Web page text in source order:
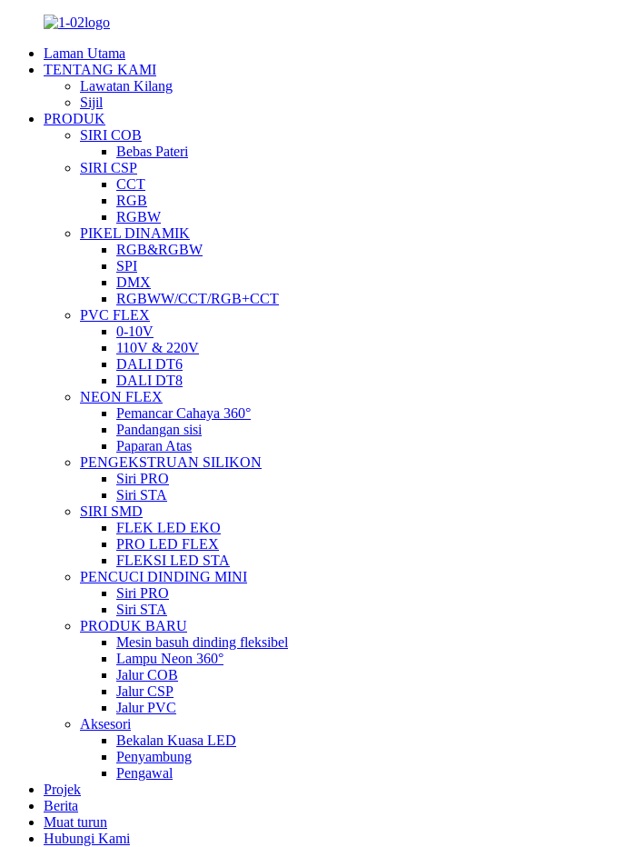
Laman Utama
TENTANG KAMI
Lawatan Kilang
Sijil
PRODUK
SIRI COB
Bebas Pateri
SIRI CSP
CCT
RGB
RGBW
PIKEL DINAMIK
RGB&RGBW
SPI
DMX
RGBWW/CCT/RGB+CCT
PVC FLEX
0-10V
110V & 220V
DALI DT6
DALI DT8
NEON FLEX
Pemancar Cahaya 360°
Pandangan sisi
Paparan Atas
PENGEKSTRUAN SILIKON
Siri PRO
Siri STA
SIRI SMD
FLEK LED EKO
PRO LED FLEX
FLEKSI LED STA
PENCUCI DINDING MINI
Siri PRO
Siri STA
PRODUK BARU
Mesin basuh dinding fleksibel
Lampu Neon 360°
Jalur COB
Jalur CSP
Jalur PVC
Aksesori
Bekalan Kuasa LED
Penyambung
Pengawal
Projek
Berita
Muat turun
Hubungi Kami